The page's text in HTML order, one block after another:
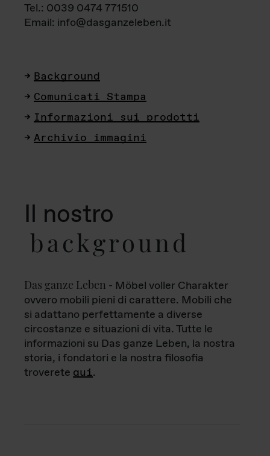
Tel.: 0039 0474 771510
Email: info@dasganzeleben.it
Background
Comunicati Stampa
Informazioni sui prodotti
Archivio immagini
Il nostro
background
Das ganze Leben - Möbel voller Charakter
ovvero mobili pieni di carattere. Mobili che
si adattano perfettamente a diverse
circostanze e situazioni di vita. Tutte le
informazioni su Das ganze Leben, la nostra
storia, i fondatori e la nostra filosofia
troverete qui.